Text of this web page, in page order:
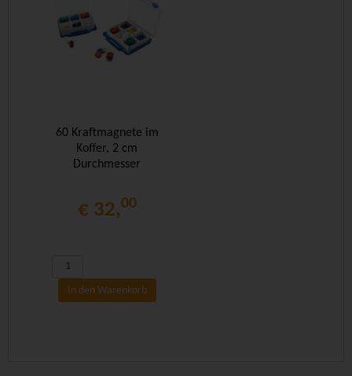
60 Kraftmagnete im
Koffer, 2 cm
Durchmesser
€ 32,00
In den Warenkorb